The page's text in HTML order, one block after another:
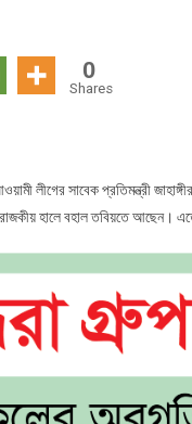
0
Shares
লীগের সাবেক প্রতিমন্ত্রী
হালে বহাল তবিয়তে আছেন।